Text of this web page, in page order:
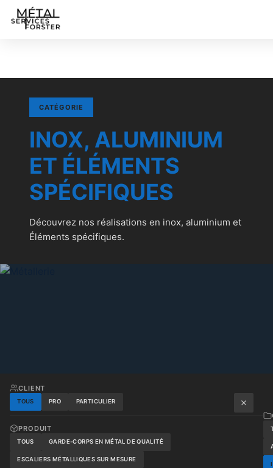
CATÉGORIE
INOX, ALUMINIUM
ET ÉLÉMENTS
SPÉCIFIQUES
Découvrez nos réalisations en inox, aluminium et
Éléments spécifiques.
CLIENT
TOUS PRO PARTICULIER
PRODUIT
TOUS GARDE-CORPS EN MÉTAL DE QUALITÉ
ESCALIERS MÉTALLIQUES SUR MESURE